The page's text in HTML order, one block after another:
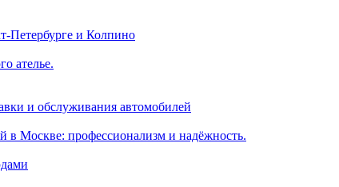
Петербурге и Колпино
ателье.
и обслуживания автомобилей
в Москве: профессионализм и надёжность.